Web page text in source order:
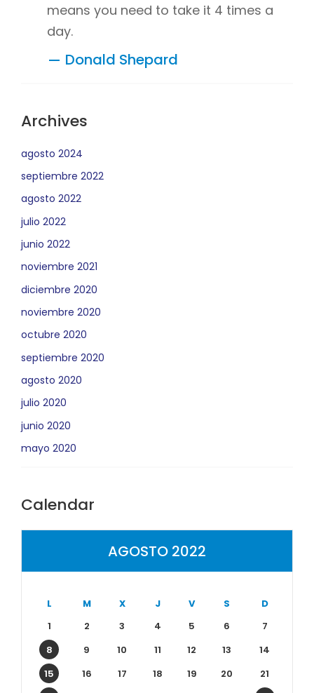
means you need to take it 4 times a
day.
Donald Shepard
Archives
agosto 2024
septiembre 2022
agosto 2022
julio 2022
junio 2022
noviembre 2021
diciembre 2020
noviembre 2020
octubre 2020
septiembre 2020
agosto 2020
julio 2020
junio 2020
mayo 2020
Calendar
AGOSTO 2022
L M X J V S
D
1
2 3 4 5 6
7
8
9 10 11 12 13
14
15
16 17 18 19 20
21